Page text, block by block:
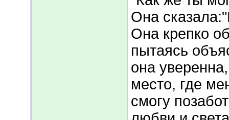
Она
Она крепко
пытаясь
она
место, где
смогу